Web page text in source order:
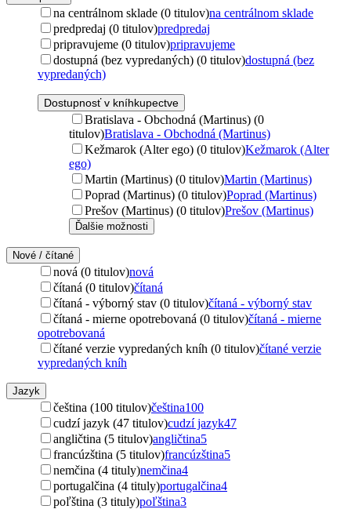
na centrálnom sklade (0 titulov)na centrálnom sklade
predpredaj (0 titulov)predpredaj
pripravujeme (0 titulov)pripravujeme
dostupná (bez vypredaných) (0 titulov)dostupná (bez
vypredaných)
Dostupnosť v kníhkupectve
Bratislava - Obchodná (Martinus) (0
titulov)Bratislava - Obchodná (Martinus)
Kežmarok (Alter ego) (0 titulov)Kežmarok (Alter
ego)
Martin (Martinus) (0 titulov)Martin (Martinus)
Poprad (Martinus) (0 titulov)Poprad (Martinus)
Prešov (Martinus) (0 titulov)Prešov (Martinus)
Ďalšie možnosti
Nové / čítané
nová (0 titulov)nová
čítaná (0 titulov)čítaná
čítaná - výborný stav (0 titulov)čítaná - výborný stav
čítaná - mierne opotrebovaná (0 titulov)čítaná - mierne
opotrebovaná
čítané verzie vypredaných kníh (0 titulov)čítané verzie
vypredaných kníh
Jazyk
čeština (100 titulov)čeština100
cudzí jazyk (47 titulov)cudzí jazyk47
angličtina (5 titulov)angličtina5
francúzština (5 titulov)francúzština5
nemčina (4 tituly)nemčina4
portugalčina (4 tituly)portugalčina4
poľština (3 tituly)poľština3